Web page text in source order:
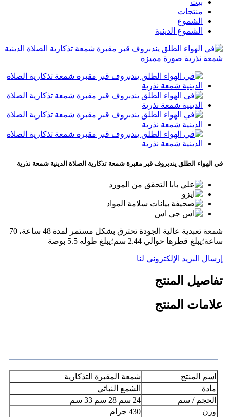
بيت
منتجات
الشموع
الشموع الدينية
في الهواء الطلق يندبروف قبر مقبرة شمعة تذكارية الصلاة الدينية شمعة نذرية
شمعة تعبدية عالية الجودة تحترق بشكل مستمر لمدة 48 ساعة، 70
ساعة؛يبلغ قطرها حوالي 2.44 سم؛يبلغ طوله 5.5 بوصة
إرسال البريد الإلكتروني لنا
تفاصيل المنتج
علامات المنتج
اسم المنتج
شمعة المقبرة التذكارية
مادة
الشمع النباتي
الحجم / سم
24 سم 28 سم 33 سم
وزن
430 جرام